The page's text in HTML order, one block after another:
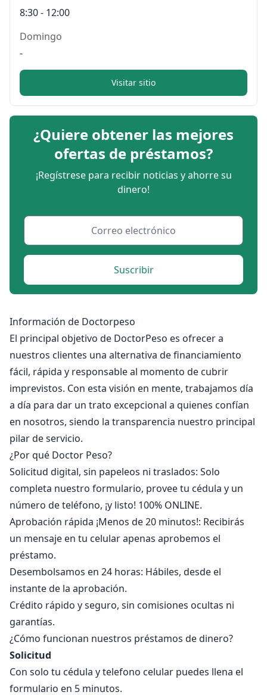
8:30 - 12:00
Domingo
-
Visitar sitio
¿Quiere obtener las mejores
ofertas de préstamos?
¡Regístrese para recibir noticias y ahorre su
dinero!
Suscribir
Información de Doctorpeso
El principal objetivo de DoctorPeso es ofrecer a
nuestros clientes una alternativa de financiamiento
fácil, rápida y responsable al momento de cubrir
imprevistos. Con esta visión en mente, trabajamos día
a día para dar un trato excepcional a quienes confían
en nosotros, siendo la transparencia nuestro principal
pilar de servicio.
¿Por qué Doctor Peso?
Solicitud digital, sin papeleos ni traslados: Solo
completa nuestro formulario, provee tu cédula y un
número de teléfono, ¡y listo! 100% ONLINE.
Aprobación rápida ¡Menos de 20 minutos!: Recibirás
un mensaje en tu celular apenas aprobemos el
préstamo.
Desembolsamos en 24 horas: Hábiles, desde el
instante de la aprobación.
Crédito rápido y seguro, sin comisiones ocultas ni
garantías.
¿Cómo funcionan nuestros préstamos de dinero?
Solicitud
Con solo tu cédula y telefono celular puedes llena el
formulario en 5 minutos.